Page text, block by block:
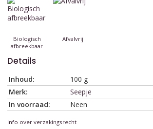
Biologisch
afbreekbaar
Afvalvrij
Details
Inhoud:
100 g
Merk:
Seepje
In voorraad:
Neen
Info over verzakingsrecht